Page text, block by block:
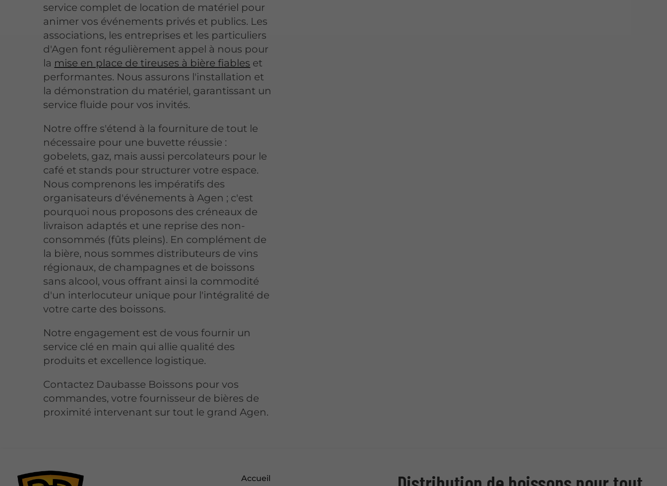
service complet de location de matériel pour
animer vos événements privés et publics. Les
associations, les entreprises et les particuliers
d'Agen font régulièrement appel à nous pour
la mise en place de tireuses à bière fiables et
performantes. Nous assurons l'installation et
la démonstration du matériel, garantissant un
service fluide pour vos invités.
Notre offre s'étend à la fourniture de tout le
nécessaire pour une buvette réussie :
gobelets, gaz, mais aussi percolateurs pour le
café et stands pour structurer votre espace.
Nous comprenons les impératifs des
organisateurs d'événements à Agen ; c'est
pourquoi nous proposons des créneaux de
livraison adaptés et une reprise des non-
consommés (fûts pleins). En complément de
la bière, nous sommes distributeurs de vins
régionaux, de champagnes et de boissons
sans alcool, vous offrant ainsi la commodité
d'un interlocuteur unique pour l'intégralité de
votre carte des boissons.
Notre engagement est de vous fournir un
service clé en main qui allie qualité des
produits et excellence logistique.
Contactez Daubasse Boissons pour vos
commandes, votre fournisseur de bières de
proximité intervenant sur tout le grand Agen.
Accueil